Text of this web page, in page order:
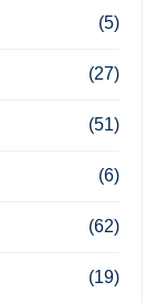
(5)
(27)
(51)
(6)
(62)
(19)